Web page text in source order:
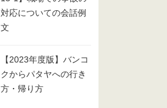
対応についての会話例
文
【2023年度版】バンコ
クからパタヤへの行き
方・帰り方